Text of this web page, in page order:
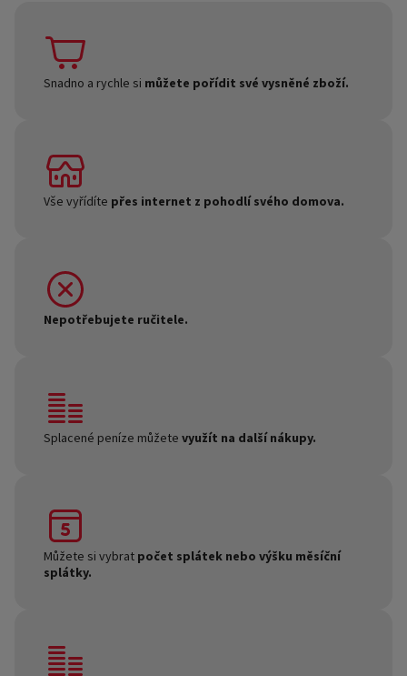
Snadno a rychle si můžete pořídit své vysněné zboží.
Vše vyřídíte přes internet z pohodlí svého domova.
Nepotřebujete ručitele.
Splacené peníze můžete využít na další nákupy.
Můžete si vybrat počet splátek nebo výšku měsíční
splátky.